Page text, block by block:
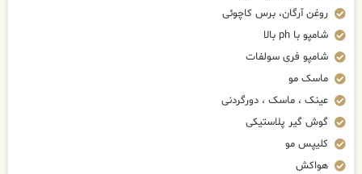
روغن آرگان، برس کاچوئی
شامپو با ph بالا
شامپو فری سولفات
ماسک مو
عینک ، ماسک ، دورگردنی
گوش گیر پلاستیکی
کلیپس مو
هواکش